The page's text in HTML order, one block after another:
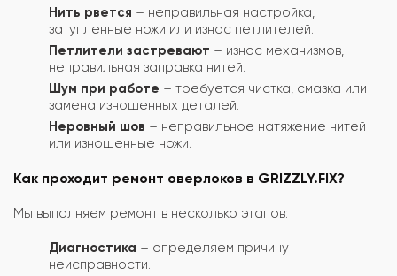
Нить рвется – неправильная настройка,
затупленные ножи или износ петлителей.
Петлители застревают – износ механизмов,
неправильная заправка нитей.
Шум при работе – требуется чистка, смазка или
замена изношенных деталей.
Неровный шов – неправильное натяжение нитей
или изношенные ножи.
Как проходит ремонт оверлоков в GRIZZLY.FIX?
Мы выполняем ремонт в несколько этапов:
Диагностика – определяем причину
неисправности.